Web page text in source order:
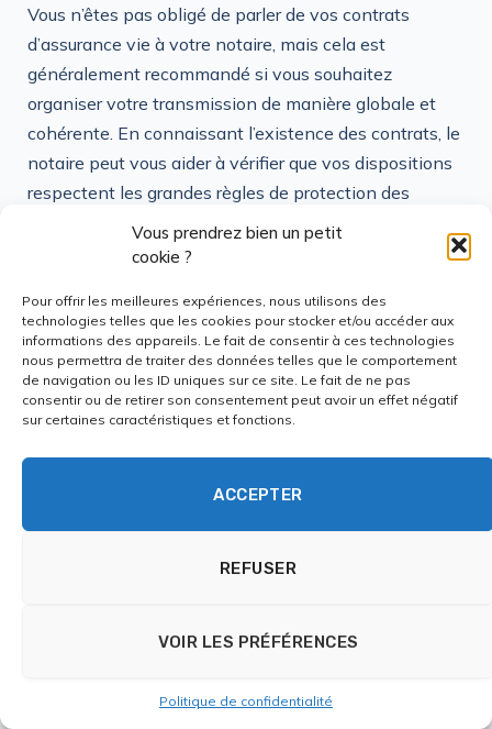
Vous prendrez bien un petit
cookie ?
Pour offrir les meilleures expériences, nous utilisons des
technologies telles que les cookies pour stocker et/ou accéder aux
informations des appareils. Le fait de consentir à ces technologies
nous permettra de traiter des données telles que le comportement
de navigation ou les ID uniques sur ce site. Le fait de ne pas
consentir ou de retirer son consentement peut avoir un effet négatif
sur certaines caractéristiques et fonctions.
ACCEPTER
REFUSER
VOIR LES PRÉFÉRENCES
Politique de confidentialité
Vous n’êtes pas obligé de parler de vos contrats
d’assurance vie à votre notaire, mais cela est
généralement recommandé si vous souhaitez
organiser votre transmission de manière globale et
cohérente. En connaissant l’existence des contrats, le
notaire peut vous aider à vérifier que vos dispositions
respectent les grandes règles de protection des
héritiers et vous signaler d’éventuels déséquilibres.
Cela facilite aussi la tâche de vos proches au moment
Pour aller plus loin
Pour des informations officielles et à jour sur le
consulter le portail de l’administration :